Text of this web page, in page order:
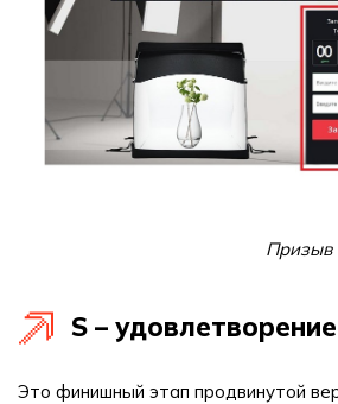
Призыв
S – удовлетворение
Это финишный этап продвинутой